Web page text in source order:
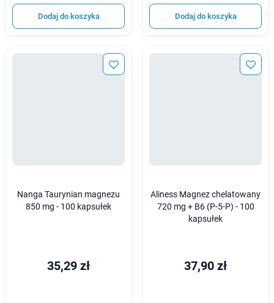
Dodaj do koszyka Dodaj do koszyka
Nanga Taurynian magnezu
850 mg - 100 kapsułek
35,29 zł
Aliness Magnez chelatowany
720 mg + B6 (P-5-P) - 100
kapsułek
37,90 zł